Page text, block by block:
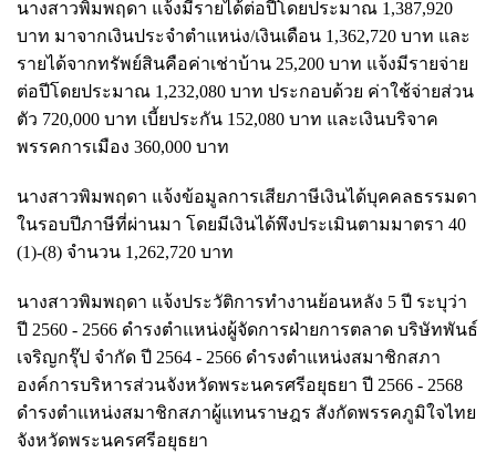
นางสาวพิมพฤดา แจ้งมีรายได้ต่อปีโดยประมาณ 1,387,920
บาท มาจากเงินประจำตำแหน่ง/เงินเดือน 1,362,720 บาท และ
รายได้จากทรัพย์สินคือค่าเช่าบ้าน 25,200 บาท แจ้งมีรายจ่าย
ต่อปีโดยประมาณ 1,232,080 บาท ประกอบด้วย ค่าใช้จ่ายส่วน
ตัว 720,000 บาท เบี้ยประกัน 152,080 บาท และเงินบริจาค
พรรคการเมือง 360,000 บาท
นางสาวพิมพฤดา แจ้งข้อมูลการเสียภาษีเงินได้บุคคลธรรมดา
ในรอบปีภาษีที่ผ่านมา โดยมีเงินได้พึงประเมินตามมาตรา 40
(1)-(8) จำนวน 1,262,720 บาท
นางสาวพิมพฤดา แจ้งประวัติการทำงานย้อนหลัง 5 ปี ระบุว่า
ปี 2560 - 2566 ดำรงตำแหน่งผู้จัดการฝ่ายการตลาด บริษัทพันธ์
เจริญกรุ๊ป จำกัด ปี 2564 - 2566 ดำรงตำแหน่งสมาชิกสภา
องค์การบริหารส่วนจังหวัดพระนครศรีอยุธยา ปี 2566 - 2568
ดำรงตำแหน่งสมาชิกสภาผู้แทนราษฎร สังกัดพรรคภูมิใจไทย
จังหวัดพระนครศรีอยุธยา